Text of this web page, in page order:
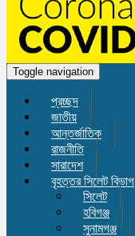
Toggle navigation
প্রচ্ছদ
জাতীয়
আন্তর্জাতিক
রাজনীতি
সারাদেশ
বৃহত্তর সিলেট বিভাগ
সিলেট
হবিগঞ্জ
সুনামগঞ্জ